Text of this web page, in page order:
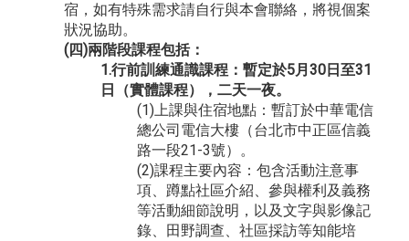
宿，如有特殊需求請自行與本會聯絡，將視個案
狀況協助。
(四)兩階段課程包括：
​1.行前訓練通識課程：暫定於5月30日至31
日（實體課程），二天一夜。
(1)上課與住宿地點：暫訂於中華電信
總公司電信大樓（台北市中正區信義
路一段21-3號）。
(2)課程主要內容：包含活動注意事
項、蹲點社區介紹、參與權利及義務
等活動細節說明，以及文字與影像記
錄、田野調查、社區採訪等知能培